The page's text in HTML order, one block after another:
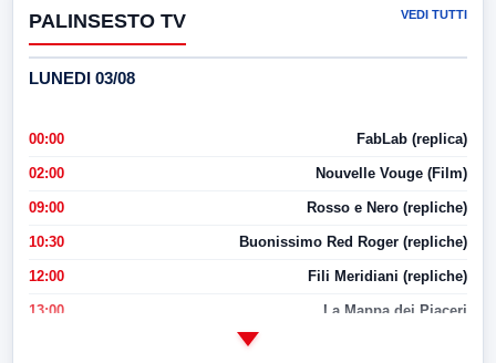
PALINSESTO TV VEDI TUTTI
LUNEDI 03/08
00:00 FabLab (replica)
02:00 Nouvelle Vouge (Film)
09:00 Rosso e Nero (repliche)
10:30 Buonissimo Red Roger (repliche)
12:00 Fili Meridiani (repliche)
13:00 La Mappa dei Piaceri